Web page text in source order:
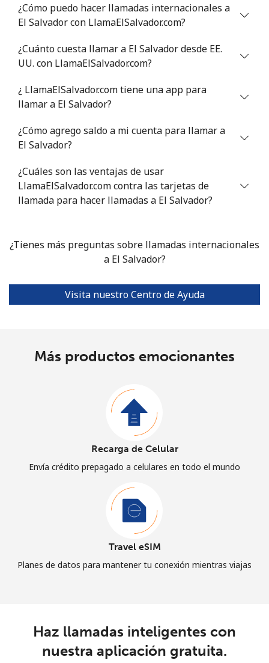
¿Cómo puedo hacer llamadas internacionales a
El Salvador con LlamaElSalvador.com?
¿Cuánto cuesta llamar a El Salvador desde EE.
UU. con LlamaElSalvador.com?
¿ LlamaElSalvador.com tiene una app para
llamar a El Salvador?
¿Cómo agrego saldo a mi cuenta para llamar a
El Salvador?
¿Cuáles son las ventajas de usar
LlamaElSalvador.com contra las tarjetas de
llamada para hacer llamadas a El Salvador?
¿Tienes más preguntas sobre llamadas internacionales
a El Salvador?
Visita nuestro Centro de Ayuda
Más productos emocionantes
Recarga de Celular
Envía crédito prepagado a celulares en todo el mundo
Travel eSIM
Planes de datos para mantener tu conexión mientras viajas
Haz llamadas inteligentes con
nuestra aplicación gratuita.